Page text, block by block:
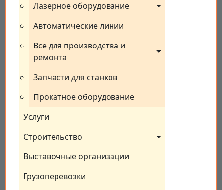
Лазерное оборудование
Автоматические линии
Все для производства и
ремонта
Запчасти для станков
Прокатное оборудование
Услуги
Строительство
Выставочные организации
Грузоперевозки